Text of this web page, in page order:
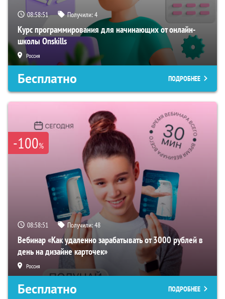
08:58:50 Получили:4
Курс программирования для начинающих от онлайн-
школы Onskills
Россия
Бесплатно ПОДРОБНЕЕ
-100%
08:58:50 Получили:48
Вебинар «Как удаленно зарабатывать от 3000 рублей в
день на дизайне карточек»
Россия
Бесплатно ПОДРОБНЕЕ